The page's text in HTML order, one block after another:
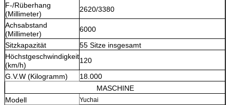
F-/Rüberhang
(Millimeter)
2620/3380
Achsabstand
(Millimeter)
6000
Sitzkapazität
55 Sitze insgesamt
Höchstgeschwindigkeit
(km/h)
120
G.V.W (Kilogramm)
18.000
MASCHINE
Modell
Yuchai